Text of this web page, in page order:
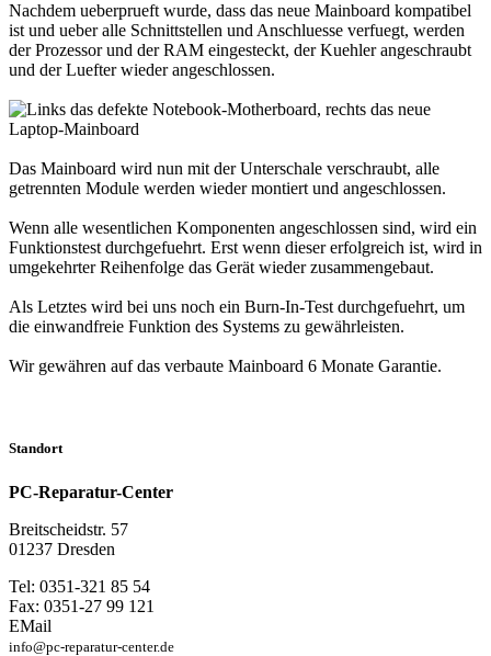
Nachdem ueberprueft wurde, dass das neue Mainboard kompatibel
ist und ueber alle Schnittstellen und Anschluesse verfuegt, werden
der Prozessor und der RAM eingesteckt, der Kuehler angeschraubt
und der Luefter wieder angeschlossen.
Das Mainboard wird nun mit der Unterschale verschraubt, alle
getrennten Module werden wieder montiert und angeschlossen.
Wenn alle wesentlichen Komponenten angeschlossen sind, wird ein
Funktionstest durchgefuehrt. Erst wenn dieser erfolgreich ist, wird in
umgekehrter Reihenfolge das Gerät wieder zusammengebaut.
Als Letztes wird bei uns noch ein Burn-In-Test durchgefuehrt, um
die einwandfreie Funktion des Systems zu gewährleisten.
Wir gewähren auf das verbaute Mainboard 6 Monate Garantie.
Standort
PC-Reparatur-Center
Breitscheidstr. 57
01237 Dresden
Tel: 0351-321 85 54
Fax: 0351-27 99 121
EMail
info@pc-reparatur-center.de